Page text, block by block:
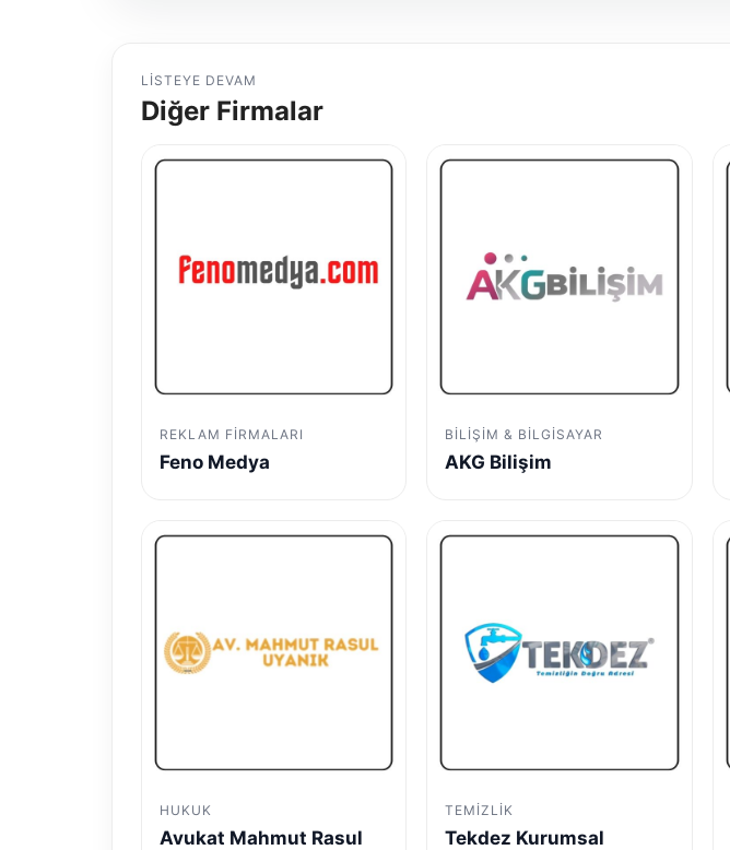
LISTEYE DEVAM
Diğer Firmalar
REKLAM FIRMALARI
Feno Medya
BILIŞIM & BILGISAYAR
AKG Bilişim
HUKUK
Avukat Mahmut Rasul
TEMIZLIK
Tekdez Kurumsal